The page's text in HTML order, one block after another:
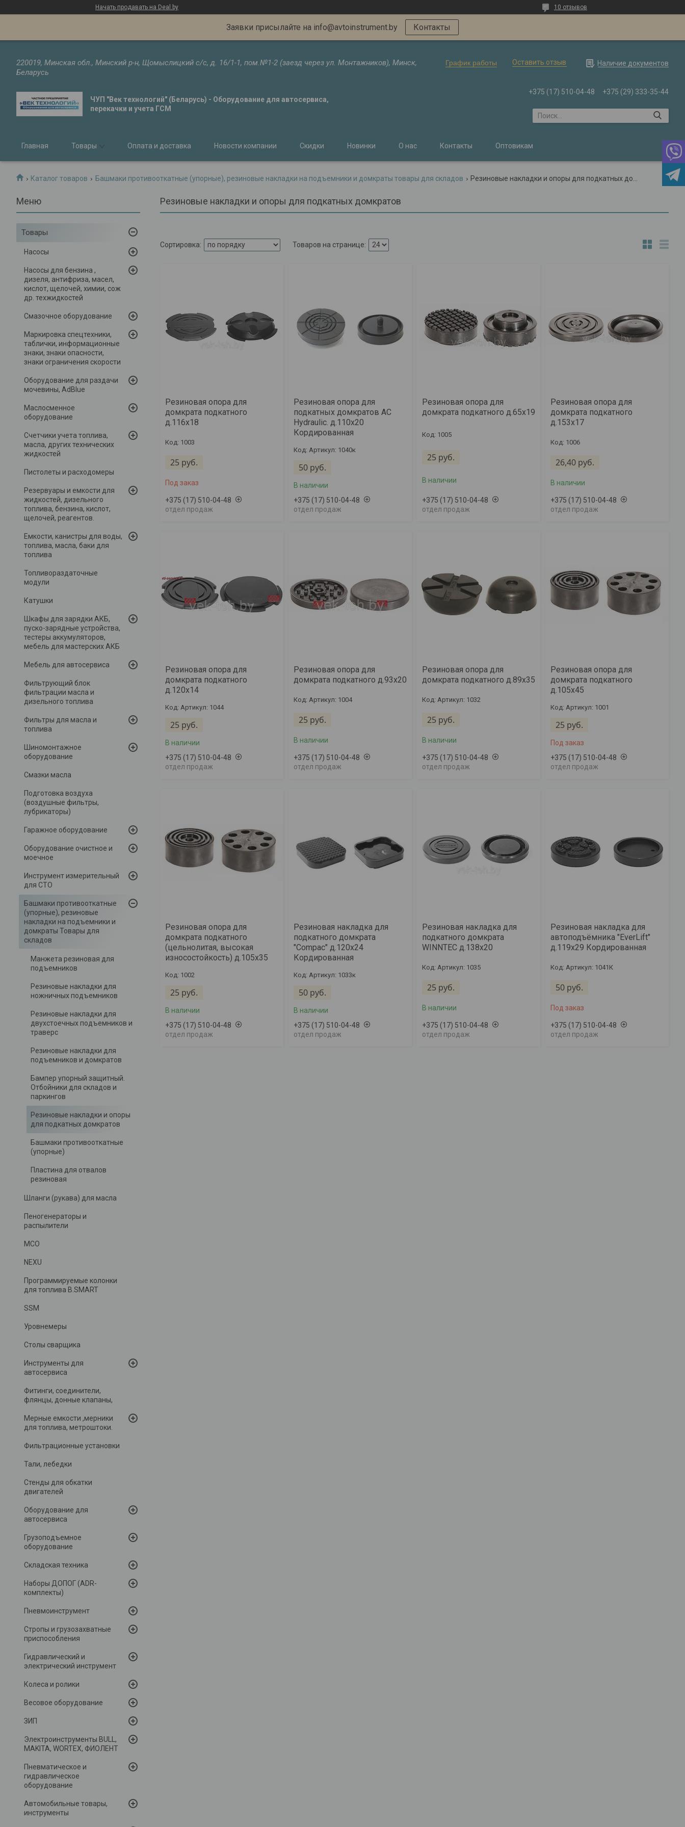
Начать продавать на Deal.by 10 отзывов
Заявки присылайте на info@avtoinstrument.by Контакты
220019, Минская обл., Минский р-н, Щомыслицкий с/с, д. 16/1-1, пом.№1-2 (заезд через ул. Монтажников), Минск,
Беларусь
График работы Оставить отзыв Наличие документов
ЧУП "Век технологий" (Беларусь) - Оборудование для автосервиса,
перекачки и учета ГСМ
+375 (17) 510-04-48 +375 (29) 333-35-44
Главная Товары Оплата и доставка Новости компании Скидки Новинки О нас Контакты Оптовикам
Каталог товаров Башмаки противооткатные (упорные), резиновые накладки на подъемники и домкраты товары для складов
Товары
Насосы
Насосы для бензина ,
дизеля, антифриза, масел,
кислот, щелочей, химии, сож
др. техжидкостей
Смазочное оборудование
Маркировка спецтехники,
таблички, информационные
знаки, знаки опасности,
знаки ограничения скорости
Оборудование для раздачи
мочевины, AdBlue
Маслосменное
оборудование
Счетчики учета топлива,
масла, других технических
жидкостей
Пистолеты и расходомеры
Резервуары и емкости для
жидкостей, дизельного
топлива, бензина, кислот,
щелочей, реагентов.
Емкости, канистры для воды,
топлива, масла, баки для
топлива
Топливораздаточные
модули
Катушки
Шкафы для зарядки АКБ,
пуско-зарядные устройства,
тестеры аккумуляторов,
мебель для мастерских АКБ
Мебель для автосервиса
Фильтрующий блок
фильтрации масла и
дизельного топлива
Фильтры для масла и
топлива
Шиномонтажное
оборудование
Смазки масла
Подготовка воздуха
(воздушные фильтры,
лубрикаторы)
Гаражное оборудование
Оборудование очистное и
моечное
Инструмент измерительный
для СТО
Башмаки противооткатные
(упорные), резиновые
накладки на подъемники и
домкраты Товары для
складов
Манжета резиновая для
подъемников
Резиновые накладки для
ножничных подъемников
Резиновые накладки для
двухстоечных подъемников и
траверс
Резиновые накладки для
подъемников и домкратов
Бампер упорный защитный.
Отбойники для складов и
паркингов
Резиновые накладки и опоры
для подкатных домкратов
Башмаки противооткатные
(упорные)
Пластина для отвалов
резиновая
Шланги (рукава) для масла
Пеногенераторы и
распылители
MCO
NEXU
Программируемые колонки
для топлива B.SMART
SSM
Уровнемеры
Столы сварщика
Инструменты для
автосервиса
Фитинги, соединители,
флянцы, донные клапаны,
Мерные емкости ,мерники
для топлива, метроштоки.
Фильтрационные установки
Тали, лебедки
Стенды для обкатки
двигателей
Оборудование для
автосервиса
Грузоподъемное
оборудование
Складская техника
Наборы ДОПОГ (ADR-
комплекты)
Пневмоинструмент
Стропы и грузозахватные
приспособления
Гидравлический и
электрический инструмент
Колеса и ролики
Весовое оборудование
ЗИП
Электроинструменты BULL,
MAKITA, WORTEX, ФИОЛЕНТ
Пневматическое и
гидравлическое
оборудование
Автомобильные товары,
инструменты
Резиновые накладки и опоры для подкатных домкратов
Резиновая опора для
домкрата подкатного
д.116х18
1003
25 руб.
Под заказ
+375 (17) 510-04-48
отдел продаж
Резиновая опора для
подкатных домкратов AC
Hydraulic. д.110х20
Кордированная
Артикул: 1040к
50 руб.
В наличии
+375 (17) 510-04-48
отдел продаж
Резиновая опора для
домкрата подкатного д.65х19
1005
25 руб.
В наличии
+375 (17) 510-04-48
отдел продаж
Резиновая опора для
домкрата подкатного
д.153х17
1006
26,40 руб.
В наличии
+375 (17) 510-04-48
отдел продаж
Резиновая опора для
домкрата подкатного
д.120х14
Артикул: 1044
25 руб.
В наличии
+375 (17) 510-04-48
отдел продаж
Резиновая опора для
домкрата подкатного д.93х20
Артикул: 1004
25 руб.
В наличии
+375 (17) 510-04-48
отдел продаж
Резиновая опора для
домкрата подкатного д.89х35
Артикул: 1032
25 руб.
В наличии
+375 (17) 510-04-48
отдел продаж
Резиновая опора для
домкрата подкатного
д.105х45
Артикул: 1001
25 руб.
Под заказ
+375 (17) 510-04-48
отдел продаж
Резиновая опора для
домкрата подкатного
(цельнолитая, высокая
износостойкость) д.105х35
1002
25 руб.
В наличии
+375 (17) 510-04-48
отдел продаж
Резиновая накладка для
подкатного домкрата
"Compac" д.120х24
Кордированная
Артикул: 1033к
50 руб.
В наличии
+375 (17) 510-04-48
отдел продаж
Резиновая накладка для
подкатного домкрата
WINNTEC д.138х20
Артикул: 1035
25 руб.
В наличии
+375 (17) 510-04-48
отдел продаж
Резиновая накладка для
автоподъёмника "EverLift"
д.119х29 Кордированная
Артикул: 1041К
50 руб.
Под заказ
+375 (17) 510-04-48
отдел продаж